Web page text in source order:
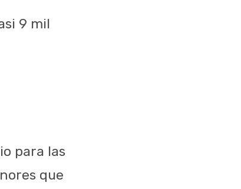
9 mil
para las
que